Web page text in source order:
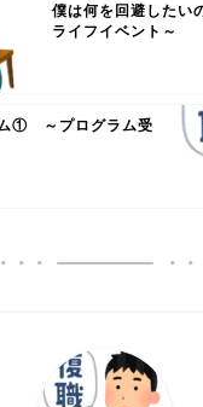
僕は何を回避した
ライフイベント～
ム① ～プログラム受